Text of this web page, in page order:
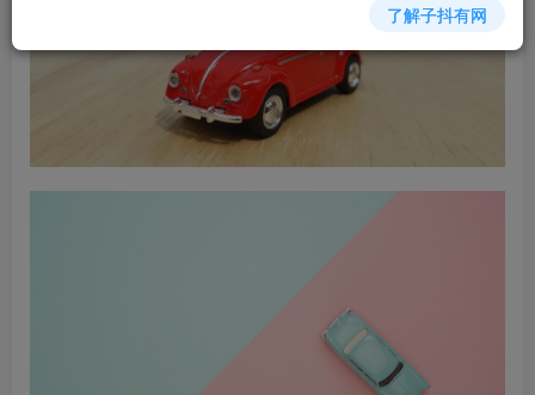
了解子抖有网